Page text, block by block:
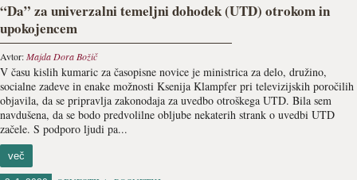
“Da” za univerzalni temeljni dohodek (UTD) otrokom in
upokojencem
Avtor:Majda Dora Božič
V času kislih kumaric za časopisne novice je ministrica za delo, družino,
socialne zadeve in enake možnosti Ksenija Klampfer pri televizijskih poročilih
objavila, da se pripravlja zakonodaja za uvedbo otroškega UTD. Bila sem
navdušena, da se bodo predvolilne obljube nekaterih strank o uvedbi UTD
začele. S podporo ljudi pa...
več